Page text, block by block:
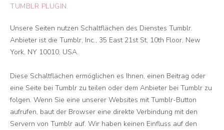
TUMBLR PLUGIN
Unsere Seiten nutzen Schaltflächen des Dienstes Tumblr.
Anbieter ist die Tumblr, Inc., 35 East 21st St, 10th Floor, New
York, NY 10010, USA.
Diese Schaltflächen ermöglichen es Ihnen, einen Beitrag oder
eine Seite bei Tumblr zu teilen oder dem Anbieter bei Tumblr zu
folgen. Wenn Sie eine unserer Websites mit Tumblr-Button
aufrufen, baut der Browser eine direkte Verbindung mit den
Servern von Tumblr auf. Wir haben keinen Einfluss auf den